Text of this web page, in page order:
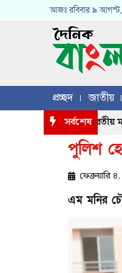
আজঃরবিবার ৯
প্রচ্ছদ জাতীয়
সর্বশেষ
পৃথক অভিযান ভারতীয় মাদক
পুলিশ
ফেব্রুয়ারি
এম মনির